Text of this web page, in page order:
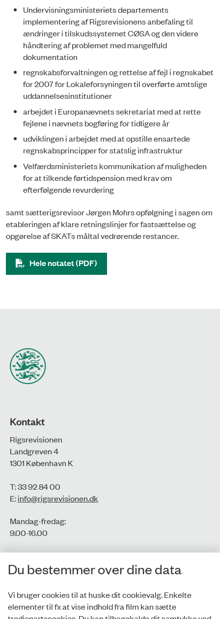
Undervisningsministeriets departements
implementering af Rigsrevisionens anbefaling til
ændringer i tilskudssystemet CØSA og den videre
håndtering af problemet med mangelfuld
dokumentation
regnskabsforvaltningen og rettelse af fejl i regnskabet
for 2007 for Lokaleforsyningen til overførte amtslige
uddannelsesinstitutioner
arbejdet i Europanævnets sekretariat med at rette
fejlene i nævnets bogføring for tidligere år
udviklingen i arbejdet med at opstille ensartede
regnskabsprincipper for statslig infrastruktur
Velfærdsministeriets kommunikation af muligheden
for at tilkende førtidspension med krav om
efterfølgende revurdering
samt sætterigsrevisor Jørgen Mohrs opfølgning i sagen om
etableringen af klare retningslinjer for fastsættelse og
opgørelse af SKATs måltal vedrørende restancer.
Hele notatet (PDF)
Kontakt
Rigsrevisionen
Landgreven 4
1301 København K
T: 33 92 84 00
E:info@rigsrevisionen.dk
Mandag-fredag:
9.00-16.00​
CVR-nr.: 77806113
EAN-nr.: 5798000016002
Privatlivspolitik
Du bestemmer over dine data
Vi bruger cookies til at huske dit cookievalg. Enkelte
elementer til fx at vise indhold fra film kan sætte